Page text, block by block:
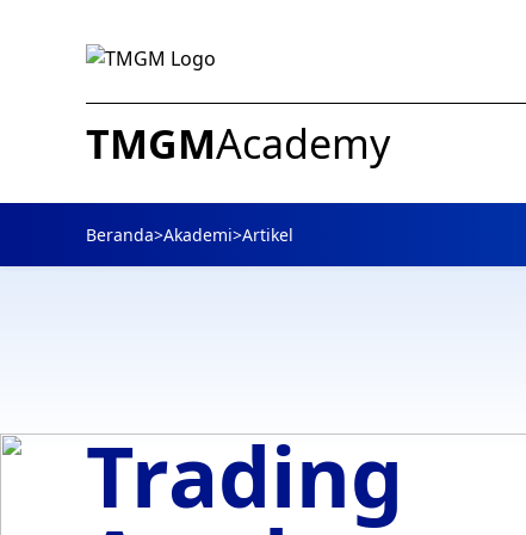
TMGMAcademy
Beranda>Akademi>Artikel
Trading